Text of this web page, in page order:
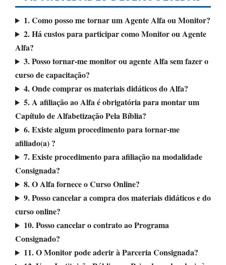
1. Como posso me tornar um Agente Alfa ou Monitor?
2. Há custos para participar como Monitor ou Agente
Alfa?
3. Posso tornar-me monitor ou agente Alfa sem fazer o
curso de capacitação?
4. Onde comprar os materiais didáticos do Alfa?
5. A afiliação ao Alfa é obrigatória para montar um
Capítulo de Alfabetização Pela Bíblia?
6. Existe algum procedimento para tornar-me
afiliado(a) ?
7. Existe procedimento para afiliação na modalidade
Consignada?
8. O Alfa fornece o Curso Online?
9. Posso cancelar a compra dos materiais didáticos e do
curso online?
10. Posso cancelar o contrato ao Programa
Consignado?
11. O Monitor pode aderir à Parceria Consignada?